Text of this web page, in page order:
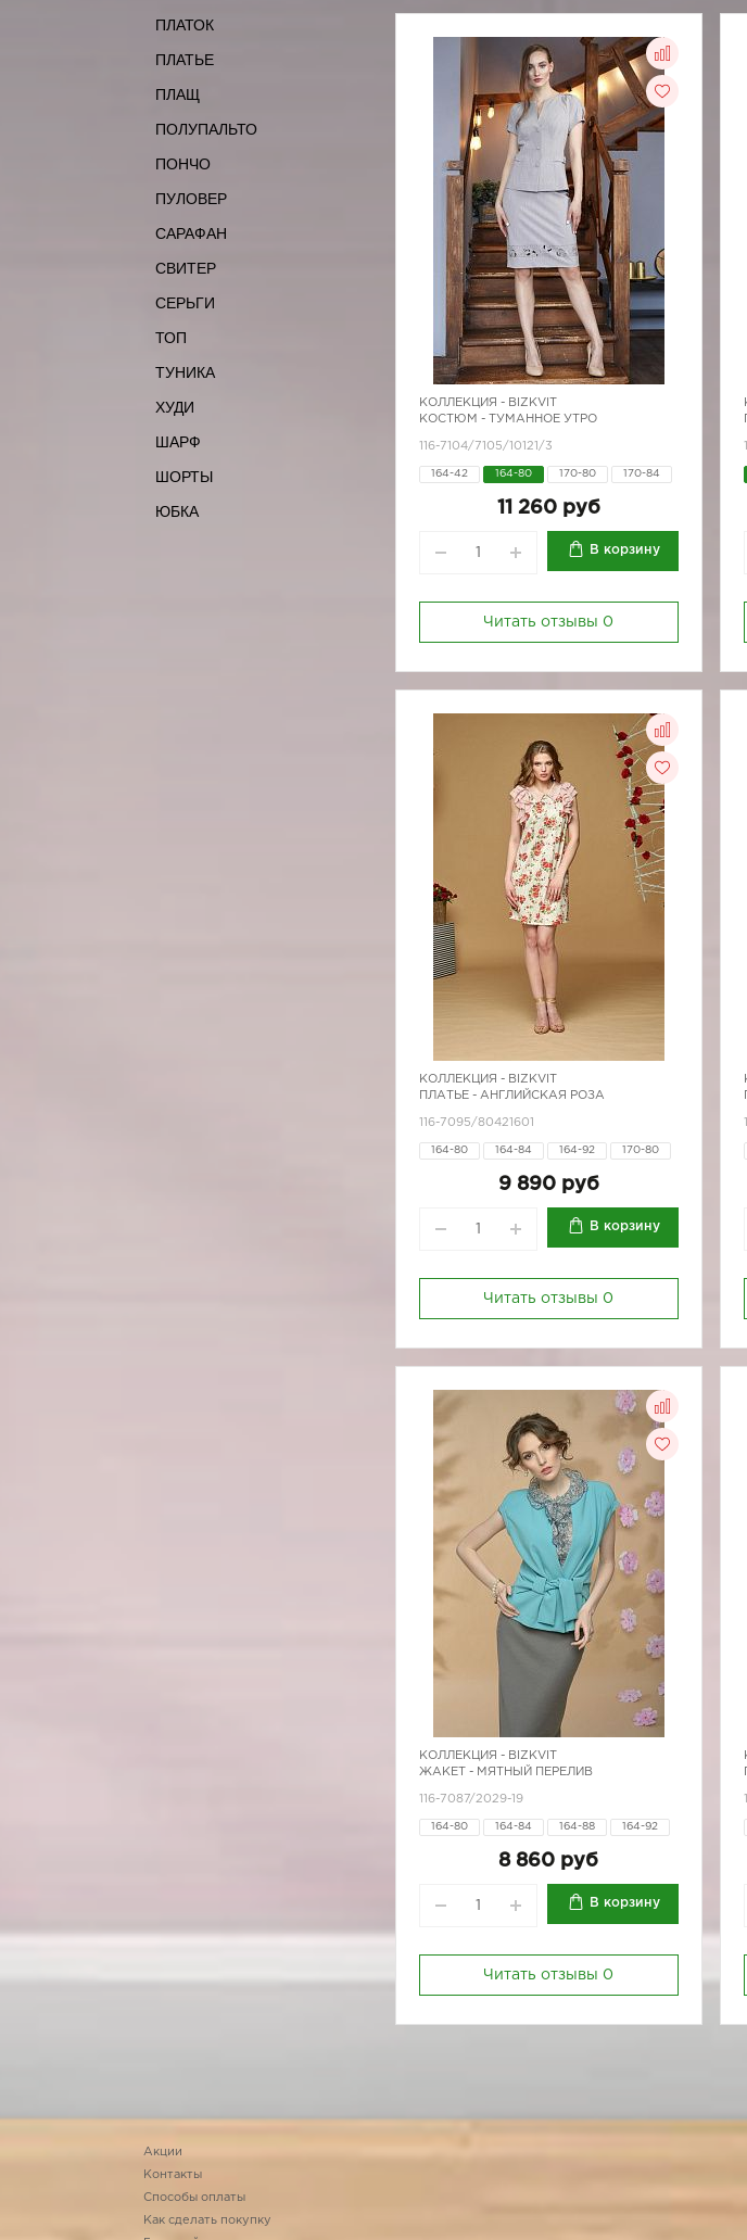
ПЛАТОК
ПЛАТЬЕ
ПЛАЩ
ПОЛУПАЛЬТО
ПОНЧО
ПУЛОВЕР
САРАФАН
СВИТЕР
СЕРЬГИ
ТОП
ТУНИКА
ХУДИ
ШАРФ
ШОРТЫ
ЮБКА
КОЛЛЕКЦИЯ - BIZKVIT
КОСТЮМ - ТУМАННОЕ УТРО
116-7104/7105/10121/3
164-42 164-80 170-80 170-84
11 260 руб
В корзину
Читать отзывы 0
КОЛЛЕКЦИЯ - BIZKVIT
ПЛАТЬЕ - АНГЛИЙСКАЯ РОЗА
116-7095/80421601
164-80 164-84 164-92 170-80
9 890 руб
В корзину
Читать отзывы 0
КОЛЛЕКЦИЯ - BIZKVIT
ЖАКЕТ - МЯТНЫЙ ПЕРЕЛИВ
116-7087/2029-19
164-80 164-84 164-88 164-92
170-96
8 860 руб
В корзину
Читать отзывы 0
Акции
Контакты
Способы оплаты
Как сделать покупку